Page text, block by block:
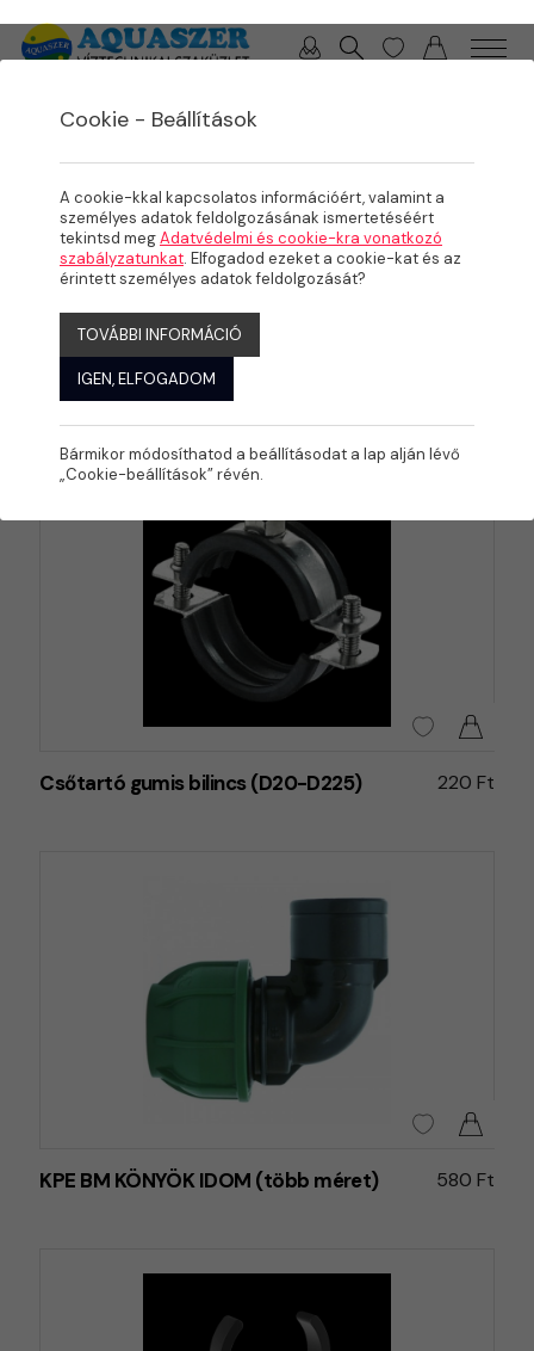
Nyomócső
Szűrők: NYOMÓCSŐ
Csőtartó gumis bilincs (D20-D225) 220 Ft
KPE BM KÖNYÖK IDOM (több méret) 580 Ft
Cookie - Beállítások
A cookie-kkal kapcsolatos információért, valamint a
személyes adatok feldolgozásának ismertetéséért
tekintsd megAdatvédelmi és cookie-kra vonatkozó
szabályzatunkat. Elfogadod ezeket a cookie-kat és az
érintett személyes adatok feldolgozását?
TOVÁBBI INFORMÁCIÓ
IGEN, ELFOGADOM
Bármikor módosíthatod a beállításodat a lap alján lévő
„Cookie-beállítások” révén.